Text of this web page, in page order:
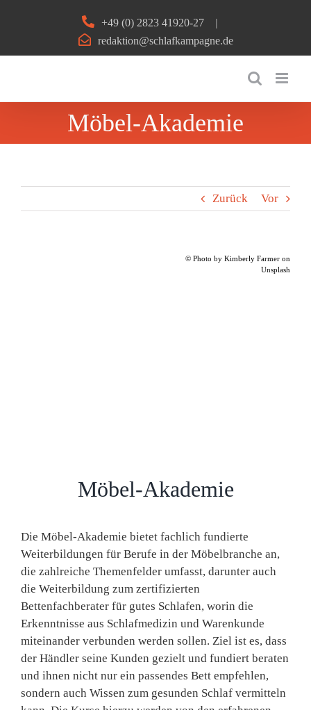
+49 (0) 2823 41920-27
|
redaktion@schlafkampagne.de
Möbel-Akademie
Zurück Vor
© Photo by Kimberly Farmer on
Unsplash
Möbel-Akademie
Die Möbel-Akademie bietet fachlich fundierte
Weiterbildungen für Berufe in der Möbelbranche an,
die zahlreiche Themenfelder umfasst, darunter auch
die Weiterbildung zum zertifizierten
Bettenfachberater für gutes Schlafen, worin die
Erkenntnisse aus Schlafmedizin und Warenkunde
miteinander verbunden werden sollen. Ziel ist es, dass
der Händler seine Kunden gezielt und fundiert beraten
und ihnen nicht nur ein passendes Bett empfehlen,
sondern auch Wissen zum gesunden Schlaf vermitteln